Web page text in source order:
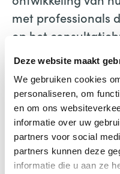
Deze website maakt
We gebruiken cookies
personaliseren, om
en om ons
informatie over uw
partners voor social
partners kunnen deze
informatie die u aan ze
met professionals
op het
peuterspeelzaal, op
Bestellen
Het handboek is in
beschikbaar en te
meertalig
professionals (